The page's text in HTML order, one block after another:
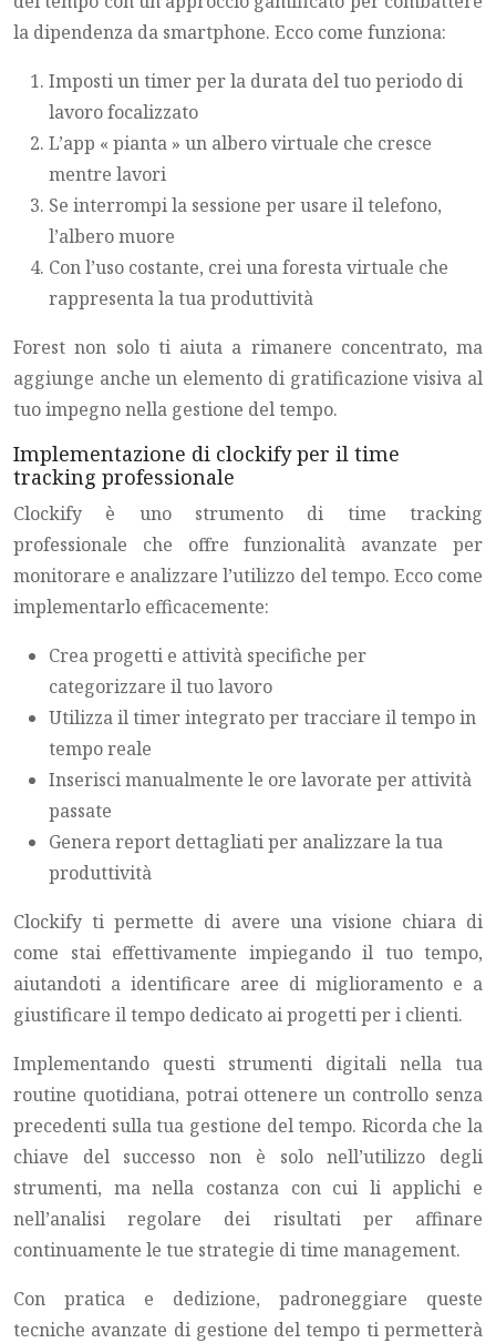
la dipendenza da smartphone. Ecco come funziona:
Imposti un timer per la durata del tuo periodo di
lavoro focalizzato
L’app « pianta » un albero virtuale che cresce
mentre lavori
Se interrompi la sessione per usare il telefono,
l’albero muore
Con l’uso costante, crei una foresta virtuale che
rappresenta la tua produttività
Forest non solo ti aiuta a rimanere concentrato, ma
aggiunge anche un elemento di gratificazione visiva al
tuo impegno nella gestione del tempo.
Implementazione di clockify per il time
tracking professionale
Clockify è uno strumento di time tracking
professionale che offre funzionalità avanzate per
monitorare e analizzare l’utilizzo del tempo. Ecco come
implementarlo efficacemente:
Crea progetti e attività specifiche per
categorizzare il tuo lavoro
Utilizza il timer integrato per tracciare il tempo in
tempo reale
Inserisci manualmente le ore lavorate per attività
passate
Genera report dettagliati per analizzare la tua
produttività
Clockify ti permette di avere una visione chiara di
come stai effettivamente impiegando il tuo tempo,
aiutandoti a identificare aree di miglioramento e a
giustificare il tempo dedicato ai progetti per i clienti.
Implementando questi strumenti digitali nella tua
routine quotidiana, potrai ottenere un controllo senza
precedenti sulla tua gestione del tempo. Ricorda che la
chiave del successo non è solo nell’utilizzo degli
strumenti, ma nella costanza con cui li applichi e
nell’analisi regolare dei risultati per affinare
continuamente le tue strategie di time management.
Con pratica e dedizione, padroneggiare queste
tecniche avanzate di gestione del tempo ti permetterà